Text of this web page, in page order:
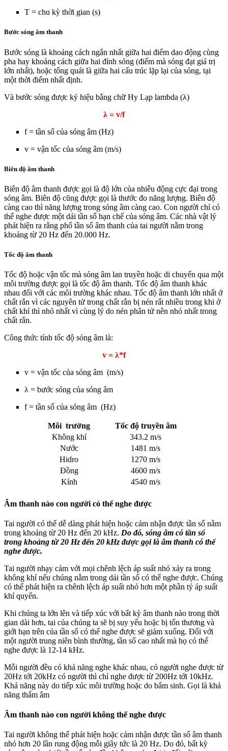
T = chu kỳ thời gian (s)
Bước sóng âm thanh
Bước sóng là khoảng cách ngắn nhất giữa hai điểm dao động cùng
pha hay khoảng cách giữa hai đỉnh sóng (điểm mà sóng đạt giá trị
lớn nhất), hoặc tổng quát là giữa hai cấu trúc lặp lại của sóng, tại
một thời điểm nhất định.
Và bước sóng được ký hiệu bằng chữ Hy Lạp lambda (λ)
λ = v/f
f = tần số của sóng âm (Hz)
v = vận tốc của sóng âm (m/s)
Biên độ âm thanh
Biên độ âm thanh được gọi là độ lớn của nhiễu động cực đại trong
sóng âm. Biên độ cũng được gọi là thước đo năng lượng. Biên độ
càng cao thì năng lượng trong sóng âm càng cao. Con người chỉ có
thể nghe được một dải tần số hạn chế của sóng âm. Các nhà vật lý
phát hiện ra rằng phổ tần số âm thanh của tai người nằm trong
khoảng từ 20 Hz đến 20.000 Hz.
Tốc độ âm thanh
Tốc độ hoặc vận tốc mà sóng âm lan truyền hoặc di chuyển qua một
môi trường được gọi là tốc độ âm thanh. Tốc độ âm thanh khác
nhau đối với các môi trường khác nhau. Tốc độ âm thanh lớn nhất ở
chất rắn vì các nguyên tử trong chất rắn bị nén rất nhiều trong khi ở
chất khí thì nhỏ nhất vì cùng lý do nén phân tử nên nhỏ nhất trong
chất rắn.
Công thức tính tốc độ sóng âm là:
v = λ*f
v = vận tốc của sóng âm (m/s)
λ = bước sóng của sóng âm
f = tần số của sóng âm (Hz)
Môi trường
Tốc độ truyền âm
Không khí
343.2 m/s
Nước
1481 m/s
Hidro
1270 m/s
Đồng
4600 m/s
Kính
4540 m/s
Âm thanh nào con người có thể nghe được
Tai người có thể dễ dàng phát hiện hoặc cảm nhận được tần số nằm
trong khoảng từ 20 Hz đến 20 kHz. Do đó, sóng âm có tần số
trong khoảng từ 20 Hz đến 20 kHz được gọi là âm thanh có thể
nghe được.
Tai người nhạy cảm với mọi chênh lệch áp suất nhỏ xảy ra trong
không khí nếu chúng nằm trong dải tần số có thể nghe được. Chúng
có thể phát hiện ra chênh lệch áp suất nhỏ hơn một phần tỷ áp suất
khí quyển.
Khi chúng ta lớn lên và tiếp xúc với bất kỳ âm thanh nào trong thời
gian dài hơn, tai của chúng ta sẽ bị suy yếu hoặc bị tổn thương và
giới hạn trên của tần số có thể nghe được sẽ giảm xuống. Đối với
một người trung niên bình thường, tần số cao nhất mà họ có thể
nghe được là 12-14 kHz.
Mỗi người đều có khả năng nghe khác nhau, có người nghe được từ
20Hz tới 20kHz có người thì chỉ nghe được từ 200Hz tới 10kHz.
Khả năng này do tiếp xúc môi trường hoặc do bẩm sinh. Gọi là khả
năng thẩm âm
Âm thanh nào con người không thể nghe được
Tai người không thể phát hiện hoặc cảm nhận được tần số âm thanh
nhỏ hơn 20 lần rung động mỗi giây tức là 20 Hz. Do đó, bất kỳ